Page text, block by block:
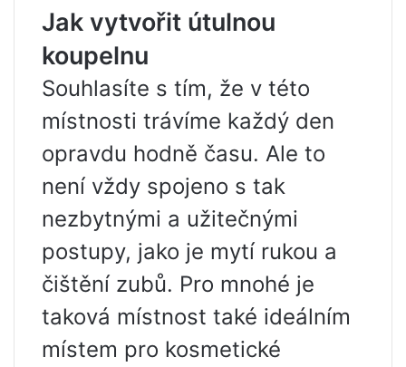
Jak vytvořit útulnou
koupelnu
Souhlasíte s tím, že v této
místnosti trávíme každý den
opravdu hodně času. Ale to
není vždy spojeno s tak
nezbytnými a užitečnými
postupy, jako je mytí rukou a
čištění zubů. Pro mnohé je
taková místnost také ideálním
místem pro kosmetické